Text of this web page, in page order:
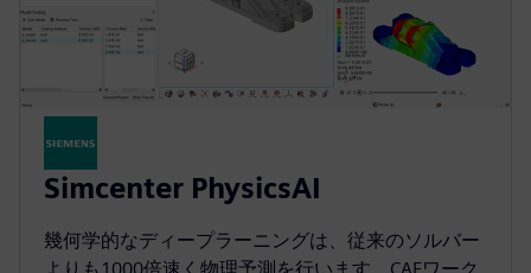
Simcenter PhysicsAI
幾何学的なディープラーニングは、従来のソルバー